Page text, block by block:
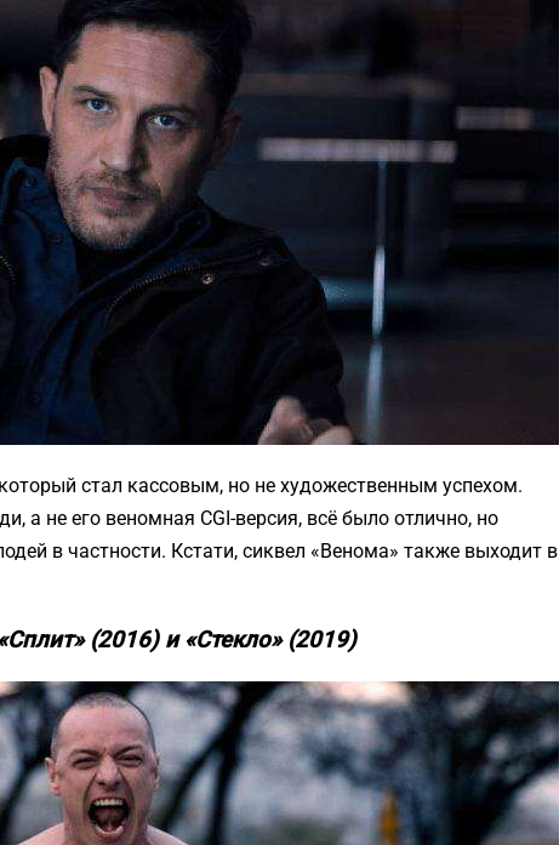
стал кассовым, но не художественным успехом.
а не его веномная CGI-версия, всё было отлично, но
в частности. Кстати, сиквел «Венома» также выходит в
(2016) и «Стекло» (2019)